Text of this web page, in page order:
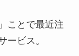
ことで最近注
ービス。